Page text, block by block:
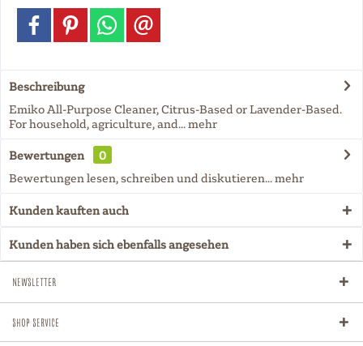
Beschreibung
Emiko All-Purpose Cleaner, Citrus-Based or Lavender-Based.
For household, agriculture, and...mehr
Bewertungen
0
Bewertungen lesen, schreiben und diskutieren...mehr
Kunden kauften auch
Kunden haben sich ebenfalls angesehen
Newsletter
Shop Service